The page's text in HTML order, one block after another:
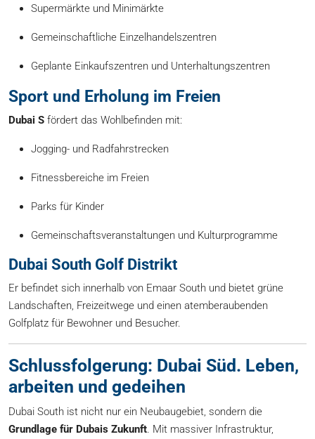
Supermärkte und Minimärkte
Gemeinschaftliche Einzelhandelszentren
Geplante Einkaufszentren und Unterhaltungszentren
Sport und Erholung im Freien
Dubai S fördert das Wohlbefinden mit:
Jogging- und Radfahrstrecken
Fitnessbereiche im Freien
Parks für Kinder
Gemeinschaftsveranstaltungen und Kulturprogramme
Dubai South Golf Distrikt
Er befindet sich innerhalb von Emaar South und bietet grüne
Landschaften, Freizeitwege und einen atemberaubenden
Golfplatz für Bewohner und Besucher.
Schlussfolgerung: Dubai Süd. Leben,
arbeiten und gedeihen
Dubai South ist nicht nur ein Neubaugebiet, sondern die
Grundlage für Dubais Zukunft. Mit massiver Infrastruktur,